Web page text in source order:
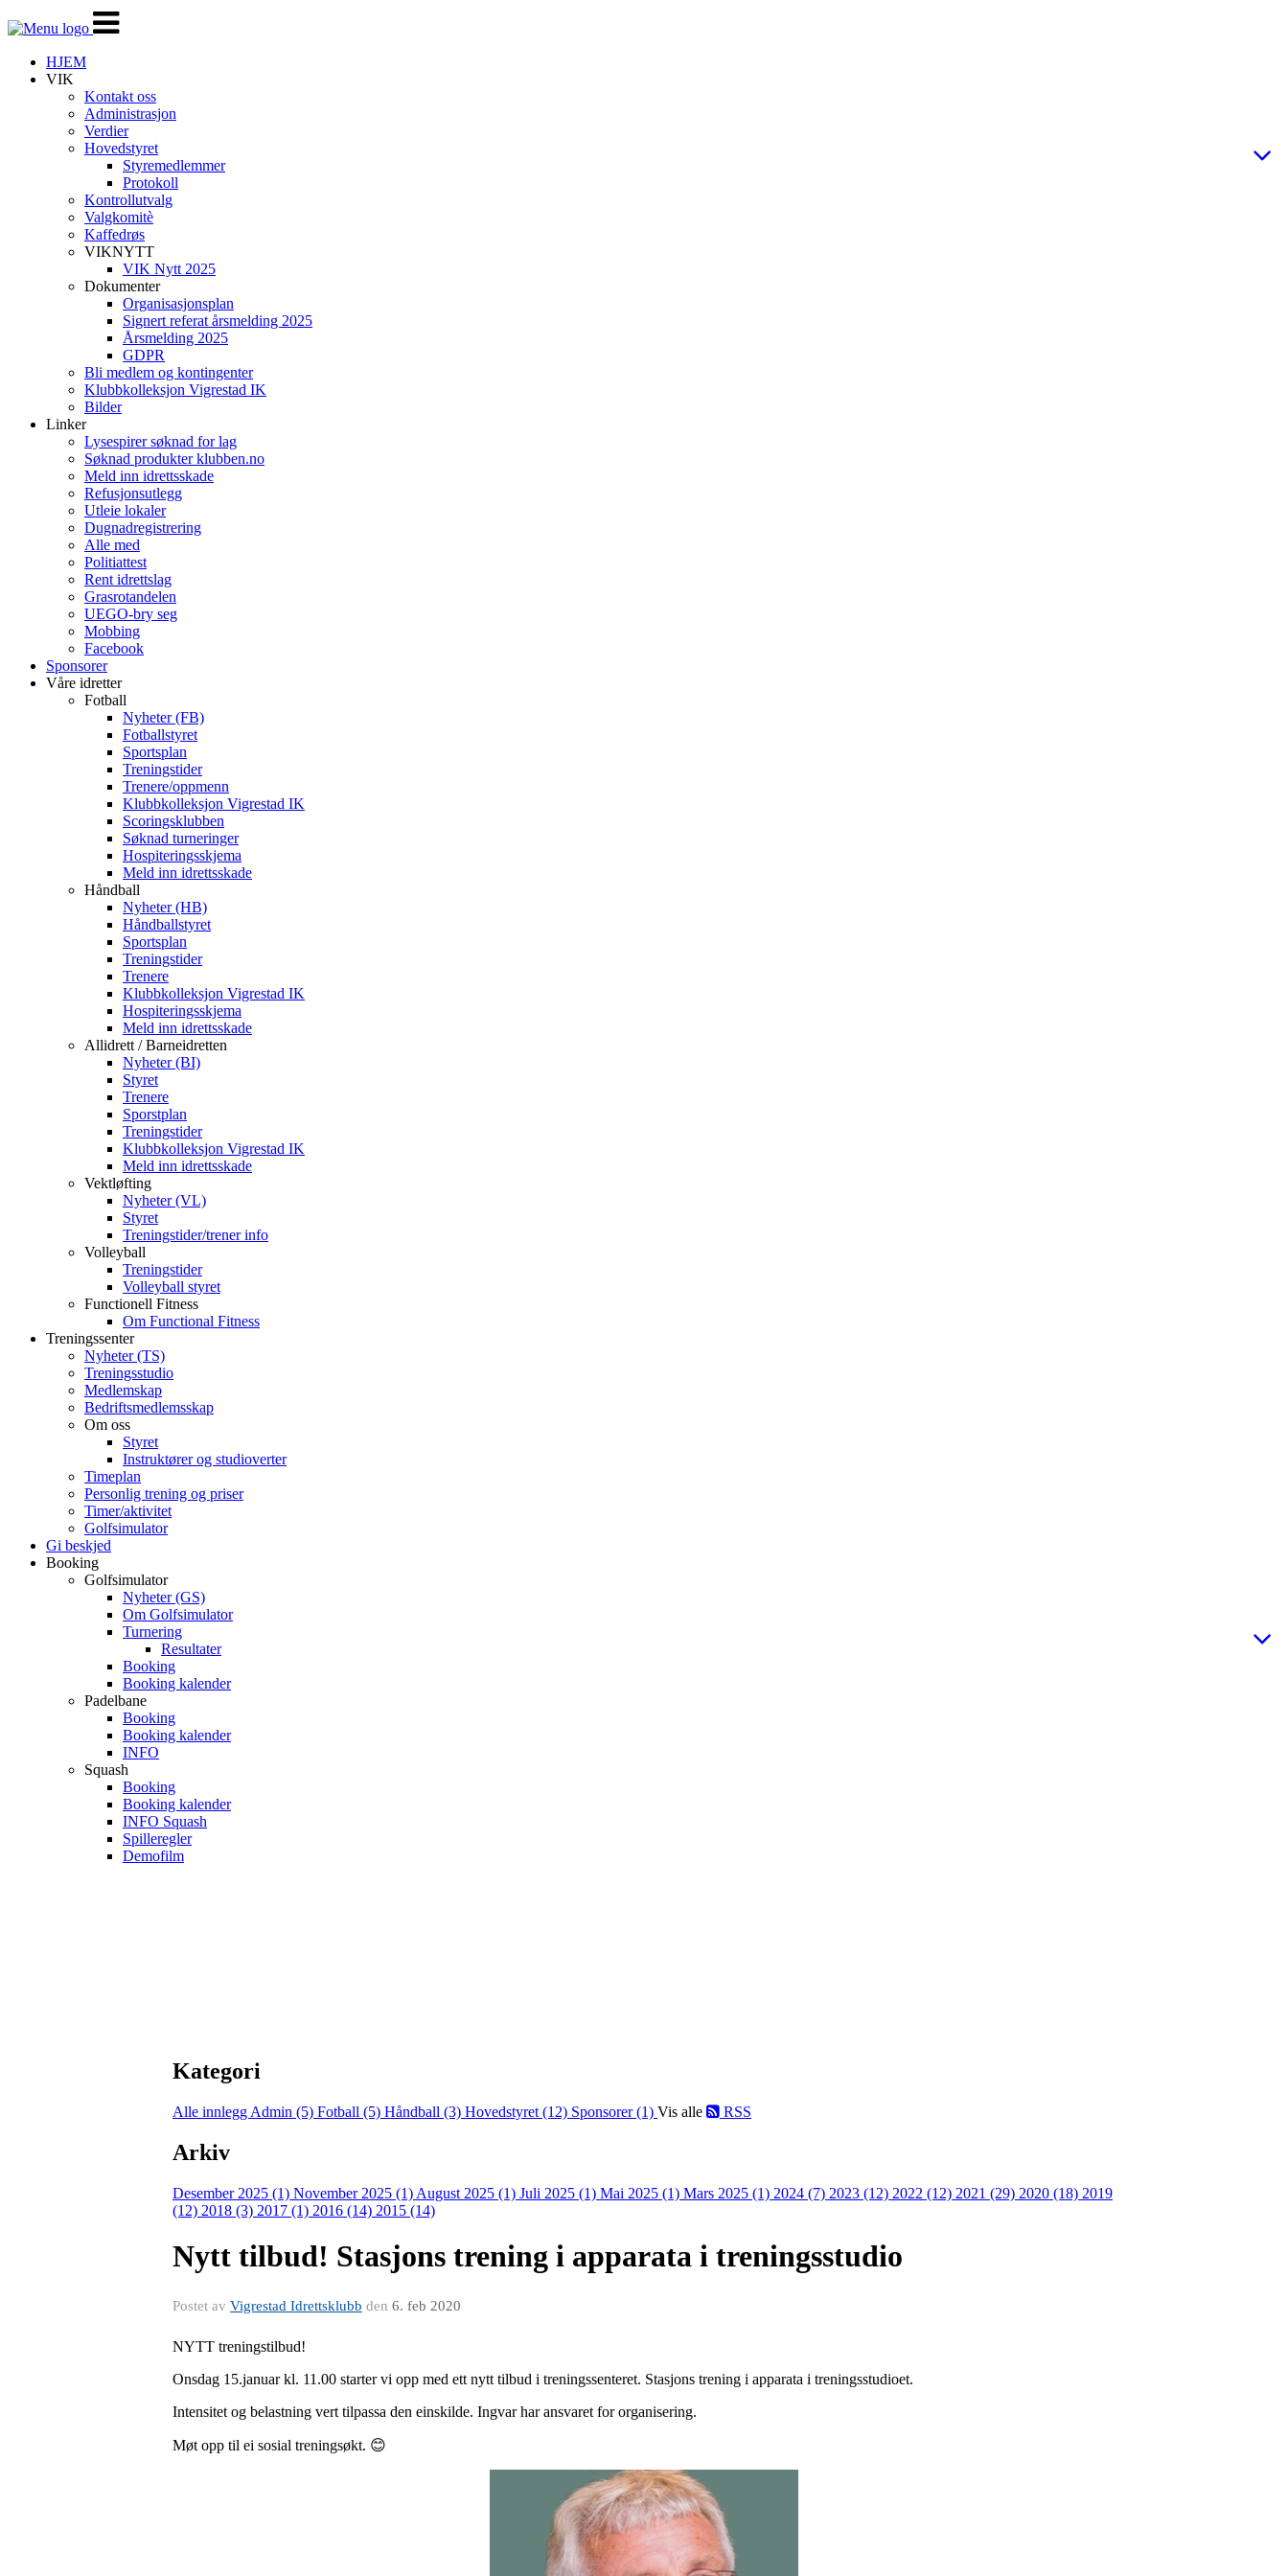
Veksle
navigasjon
HJEM
VIK
Kontakt oss
Administrasjon
Verdier
Hovedstyret
Styremedlemmer
Protokoll
Kontrollutvalg
Valgkomitè
Kaffedrøs
VIKNYTT
VIK Nytt 2025
Dokumenter
Organisasjonsplan
Signert referat årsmelding 2025
Årsmelding 2025
GDPR
Bli medlem og kontingenter
Klubbkolleksjon Vigrestad IK
Bilder
Linker
Lysespirer søknad for lag
Søknad produkter klubben.no
Meld inn idrettsskade
Refusjonsutlegg
Utleie lokaler
Dugnadregistrering
Alle med
Politiattest
Rent idrettslag
Grasrotandelen
UEGO-bry seg
Mobbing
Facebook
Sponsorer
Våre idretter
Fotball
Nyheter (FB)
Fotballstyret
Sportsplan
Treningstider
Trenere/oppmenn
Klubbkolleksjon Vigrestad IK
Scoringsklubben
Søknad turneringer
Hospiteringsskjema
Meld inn idrettsskade
Håndball
Nyheter (HB)
Håndballstyret
Sportsplan
Treningstider
Trenere
Klubbkolleksjon Vigrestad IK
Hospiteringsskjema
Meld inn idrettsskade
Allidrett / Barneidretten
Nyheter (BI)
Styret
Trenere
Sporstplan
Treningstider
Klubbkolleksjon Vigrestad IK
Meld inn idrettsskade
Vektløfting
Nyheter (VL)
Styret
Treningstider/trener info
Volleyball
Treningstider
Volleyball styret
Functionell Fitness
Om Functional Fitness
Treningssenter
Nyheter (TS)
Treningsstudio
Medlemskap
Bedriftsmedlemsskap
Om oss
Styret
Instruktører og studioverter
Timeplan
Personlig trening og priser
Timer/aktivitet
Golfsimulator
Gi beskjed
Booking
Golfsimulator
Nyheter (GS)
Om Golfsimulator
Turnering
Resultater
Booking
Booking kalender
Padelbane
Booking
Booking kalender
INFO
Squash
Booking
Booking kalender
INFO Squash
Spilleregler
Demofilm
Kategori
Alle innlegg Admin (5) Fotball (5) Håndball (3) Hovedstyret (12) Sponsorer (1) Vis alle RSS
Arkiv
Desember 2025 (1) November 2025 (1) August 2025 (1) Juli 2025 (1) Mai 2025 (1) Mars 2025 (1) 2024 (7) 2023 (12) 2022 (12) 2021 (29) 2020 (18) 2019
(12) 2018 (3) 2017 (1) 2016 (14) 2015 (14)
Nytt tilbud! Stasjons trening i apparata i treningsstudio
Postet av Vigrestad Idrettsklubb den 6. feb 2020
NYTT treningstilbud!
Onsdag 15.januar kl. 11.00 starter vi opp med ett nytt tilbud i treningssenteret. Stasjons trening i apparata i treningsstudioet.
Intensitet og belastning vert tilpassa den einskilde. Ingvar har ansvaret for organisering.
Møt opp til ei sosial treningsøkt. 😊